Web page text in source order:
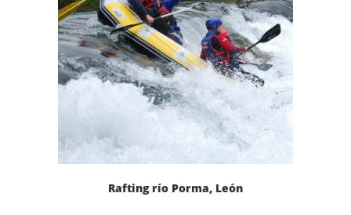
Rafting río Porma, León